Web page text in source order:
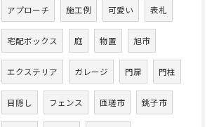
アプローチ 施工例 可愛い 表札
宅配ボックス 庭 物置 旭市
エクステリア ガレージ 門扉 門柱
目隠し フェンス 匝瑳市 銚子市